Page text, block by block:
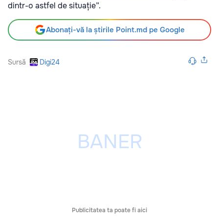
dintr-o astfel de situație”.
Abonați-vă la știrile Point.md pe Google
Sursă Digi24
Publicitatea ta poate fi aici